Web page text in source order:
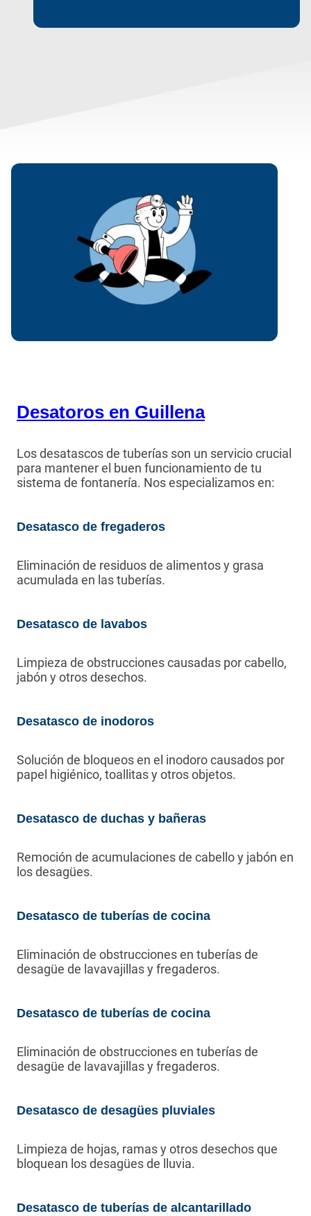
Desatoros en Guillena
Los desatascos de tuberías son un servicio crucial
para mantener el buen funcionamiento de tu
sistema de fontanería. Nos especializamos en:
Desatasco de fregaderos
Eliminación de residuos de alimentos y grasa
acumulada en las tuberías.
Desatasco de lavabos
Limpieza de obstrucciones causadas por cabello,
jabón y otros desechos.
Desatasco de inodoros
Solución de bloqueos en el inodoro causados por
papel higiénico, toallitas y otros objetos.
Desatasco de duchas y bañeras
Remoción de acumulaciones de cabello y jabón en
los desagües.
Desatasco de tuberías de cocina
Eliminación de obstrucciones en tuberías de
desagüe de lavavajillas y fregaderos.
Desatasco de tuberías de cocina
Eliminación de obstrucciones en tuberías de
desagüe de lavavajillas y fregaderos.
Desatasco de desagües pluviales
Limpieza de hojas, ramas y otros desechos que
bloquean los desagües de lluvia.
Desatasco de tuberías de alcantarillado